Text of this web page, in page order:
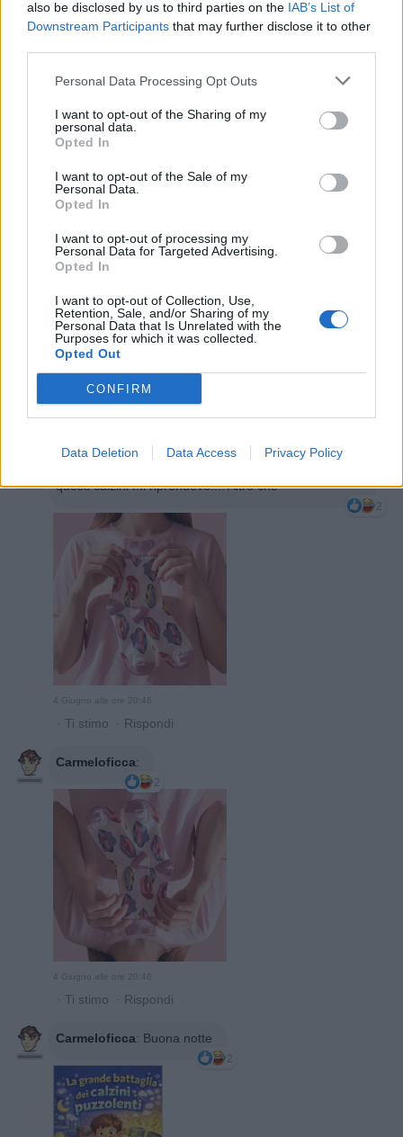
also be disclosed by us to third parties on the IAB’s List of
Downstream Participants that may further disclose it to other
Personal Data Processing Opt Outs
I want to opt-out of the Sharing of my
personal data.
Opted In
I want to opt-out of the Sale of my
Personal Data.
Opted In
I want to opt-out of processing my
Personal Data for Targeted Advertising.
Opted In
I want to opt-out of Collection, Use,
Retention, Sale, and/or Sharing of my
Personal Data that Is Unrelated with the
Purposes for which it was collected.
Opted Out
CONFIRM
Data Deletion Data Access Privacy Policy
EbbeneSi:Carmeloficca Ma sono 5 😂
2
4 Giugno alle ore 19:01
2
4 Giugno alle ore 19:40
· Ti stimo
pecos:Te piase scopar ve 😆😆😆
·Ti stimo·Rispondi
4 Giugno alle ore 20:32
·Ti stimo ·Rispondi
Carmeloficca:pecos a tutti piase
4 Giugno alle ore 20:33
questi calzini mi riprendevo!!!! Altro ché
2
4 Giugno alle ore 20:46
· Ti stimo · Rispondi
Carmeloficca:
2
4 Giugno alle ore 20:46
· Ti stimo · Rispondi
Carmeloficca: Buona notte
2